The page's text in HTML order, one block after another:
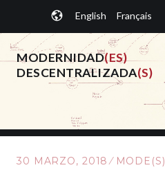
contenido.
English Français
MODERNIDAD(ES)
DESCENTRALIZADA(S)
30 MARZO, 2018 MODE(S)